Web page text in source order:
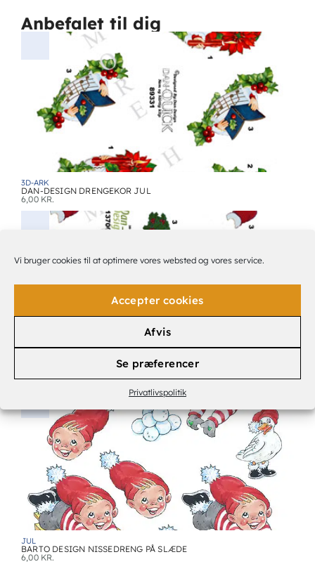
Vi bruger cookies til at optimere vores websted og vores service.
Accepter cookies
Afvis
Se præferencer
Privatlivspolitik
Anbefalet til dig
3D-ARK
DAN-DESIGN DRENGEKOR JUL
6,00 KR.
DAN-DESIGN JULEPAR
6,00KR.
JUL
BARTO DESIGN NISSEDRENG PÅ SLÆDE
6,00 KR.